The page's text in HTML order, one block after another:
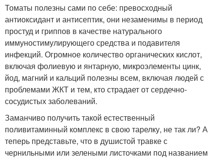
Томаты полезны сами по себе: превосходный
антиоксидант и антисептик, они незаменимы в период
простуд и гриппов в качестве натурального
иммуностимулирующего средства и подавителя
инфекций. Огромное количество органических кислот,
включая фолиевую и янтарную, микроэлементы цинк,
йод, магний и кальций полезны всем, включая людей с
проблемами ЖКТ и тем, кто страдает от сердечно-
сосудистых заболеваний.
Заманчиво получить такой естественный
поливитаминный комплекс в свою тарелку, не так ли? А
теперь представьте, что в душистой травке с
чернильными или зелеными листочками под названием